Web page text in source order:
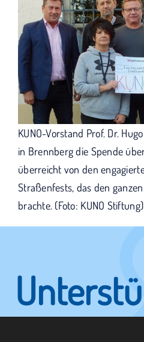
KUNO-Vorstand Prof. Dr.
in Brennberg die Spende
überreicht von den
Straßenfests, das den
brachte. (Foto: KUNO Stiftung)
Sie